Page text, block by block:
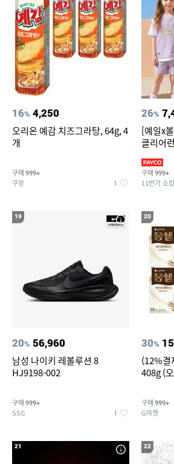
16% 4,250
오리온 예감 치즈그라탕, 64g, 4
개
구매 999+
쿠팡 1
26%
[예일x
클리어
구매 999+
11번가 쇼
19
20% 56,960
남성 나이키 레볼루션 8
HJ9198-002
구매 999+
SSG 1
20
30%
(12%결
408g (
구매 999+
G마켓
21 22